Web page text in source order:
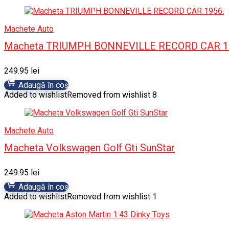
Machete Auto
Macheta TRIUMPH BONNEVILLE RECORD CAR
249.95 lei
Adaugă în coș
Added to wishlistRemoved from wishlist 8
Machete Auto
Macheta Volkswagen Golf Gti SunStar
249.95 lei
Adaugă în coș
Added to wishlistRemoved from wishlist 1